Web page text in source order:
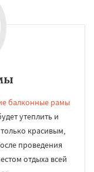
балконные рамы
утеплить и
красивым,
проведения
отдыха всей